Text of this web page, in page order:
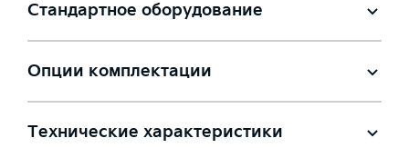
Стандартное оборудование
Опции комплектации
Технические характеристики